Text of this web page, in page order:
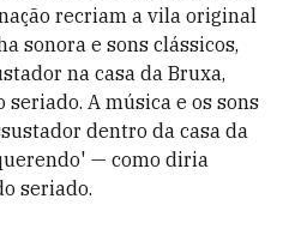
recriam a vila original
sonora e sons clássicos,
na casa da Bruxa,
A música e os sons
dentro da casa da
— como diria
seriado.